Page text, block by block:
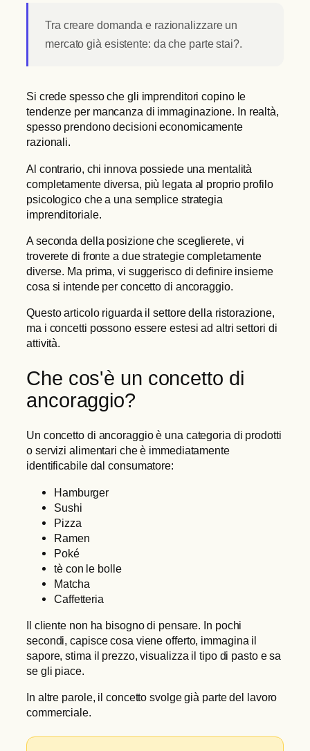
Tra creare domanda e razionalizzare un
mercato già esistente: da che parte stai?.
Si crede spesso che gli imprenditori copino le
tendenze per mancanza di immaginazione. In realtà,
spesso prendono decisioni economicamente
razionali.
Al contrario, chi innova possiede una mentalità
completamente diversa, più legata al proprio profilo
psicologico che a una semplice strategia
imprenditoriale.
A seconda della posizione che sceglierete, vi
troverete di fronte a due strategie completamente
diverse. Ma prima, vi suggerisco di definire insieme
cosa si intende per concetto di ancoraggio.
Questo articolo riguarda il settore della ristorazione,
ma i concetti possono essere estesi ad altri settori di
attività.
Che cos'è un concetto di
ancoraggio?
Un concetto di ancoraggio è una categoria di prodotti
o servizi alimentari che è immediatamente
identificabile dal consumatore:
Hamburger
Sushi
Pizza
Ramen
Poké
tè con le bolle
Matcha
Caffetteria
Il cliente non ha bisogno di pensare. In pochi
secondi, capisce cosa viene offerto, immagina il
sapore, stima il prezzo, visualizza il tipo di pasto e sa
se gli piace.
In altre parole, il concetto svolge già parte del lavoro
commerciale.